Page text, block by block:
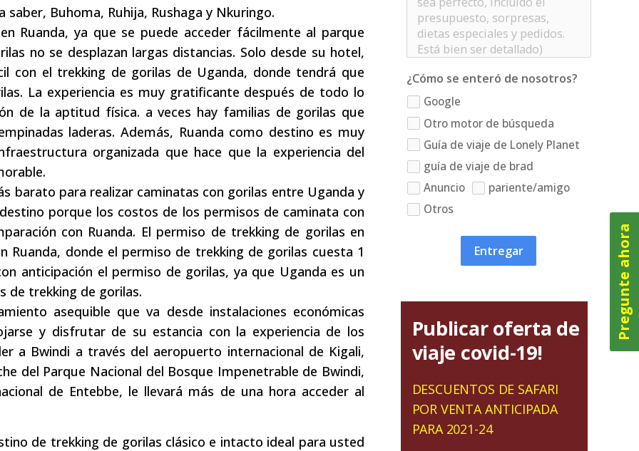
Buhoma, Ruhija, Rushaga y Nkuringo.
Ruanda, ya que se puede acceder fácilmente al parque
no se desplazan largas distancias. Solo desde su hotel,
con el trekking de gorilas de Uganda, donde tendrá que
La experiencia es muy gratificante después de todo lo
de la aptitud física. a veces hay familias de gorilas que
laderas. Además, Ruanda como destino es muy
organizada que hace que la experiencia del
barato para realizar caminatas con gorilas entre Uganda y
porque los costos de los permisos de caminata con
con Ruanda. El permiso de trekking de gorilas en
Ruanda, donde el permiso de trekking de gorilas cuesta 1
anticipación el permiso de gorilas, ya que Uganda es un
de trekking de gorilas.
asequible que va desde instalaciones económicas
y disfrutar de su estancia con la experiencia de los
a Bwindi a través del aeropuerto internacional de Kigali,
del Parque Nacional del Bosque Impenetrable de Bwindi,
de Entebbe, le llevará más de una hora acceder al
de trekking de gorilas clásico e intacto ideal para usted
¿Cómo se enteró de nosotros?
Google
Otro motor de búsqueda
Guía de viaje de Lonely Planet
guía de viaje de brad
Anuncio
pariente/amigo
Otros
Entregar
Publicar oferta de
viaje covid-19!
DESCUENTOS DE SAFARI
POR VENTA ANTICIPADA
PARA 2021-24
Pregunte ahora